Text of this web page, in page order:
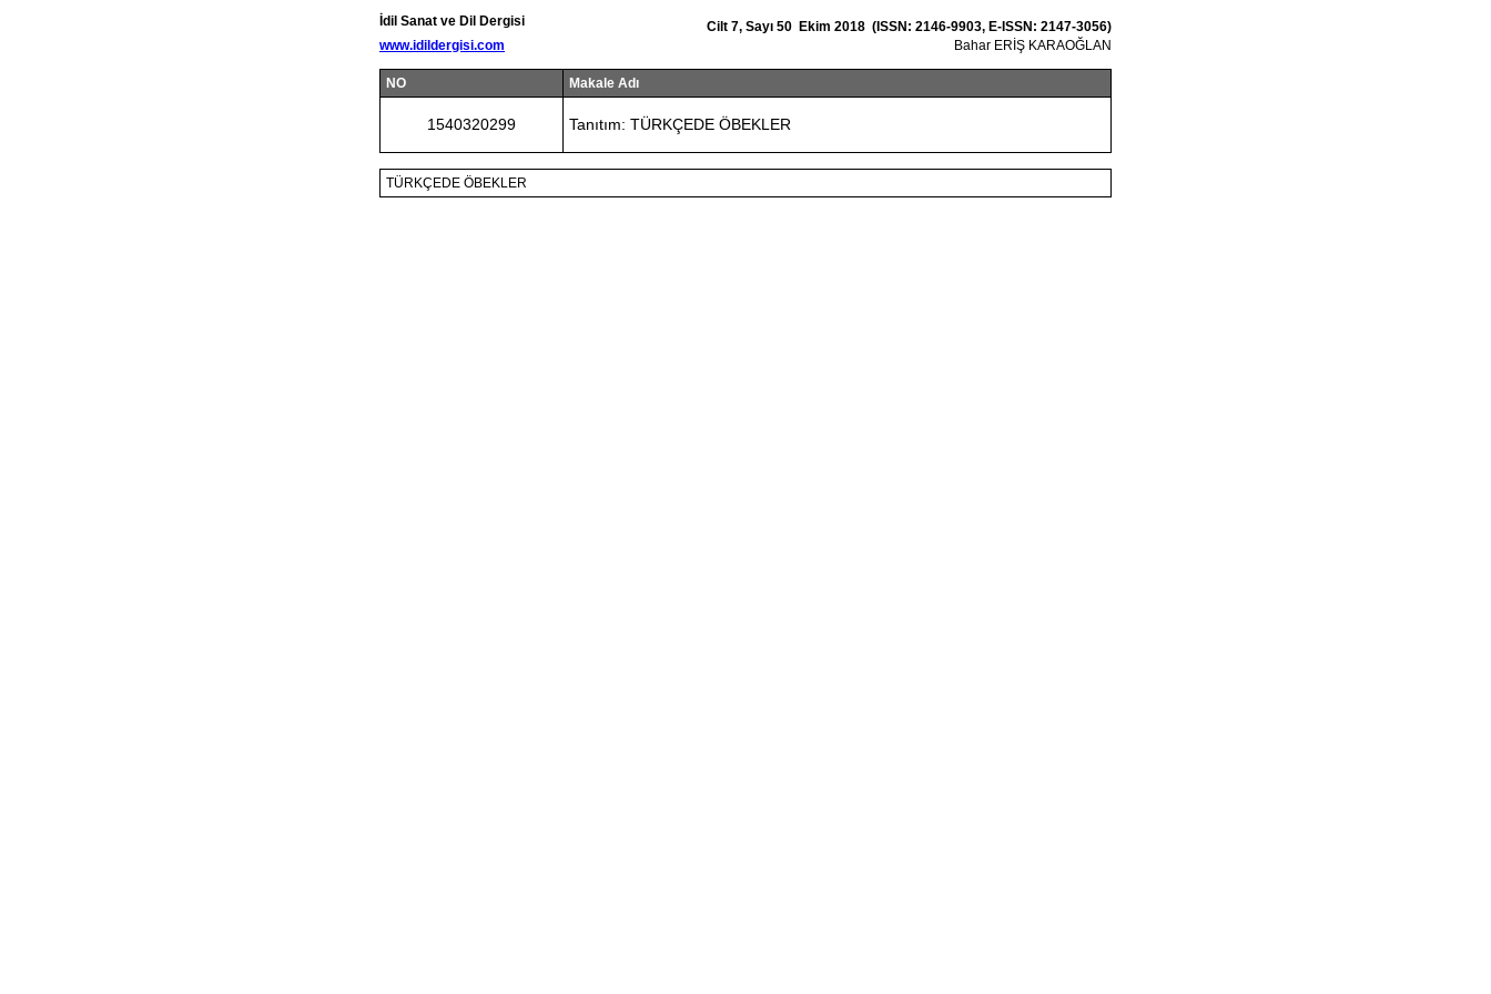
İdil Sanat ve Dil Dergisi
www.idildergisi.com
Cilt 7, Sayı 50 Ekim 2018 (ISSN: 2146-9903, E-ISSN: 2147-3056)
Bahar ERİŞ KARAOĞLAN
NO Makale Adı
1540320299 Tanıtım: TÜRKÇEDE ÖBEKLER
TÜRKÇEDE ÖBEKLER